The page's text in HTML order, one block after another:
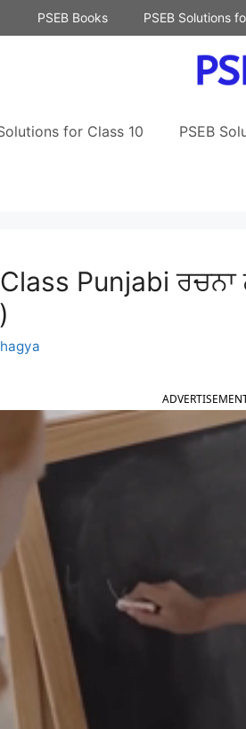
PSEB Books PSEB Solutions
for Class 10 PSEB
Punjabi